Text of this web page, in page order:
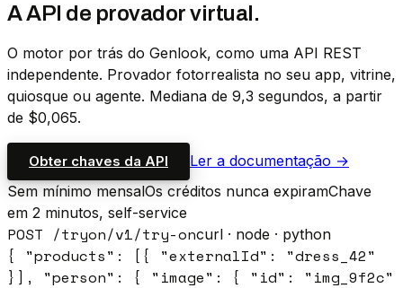
A API de provador virtual.
O motor por trás do Genlook, como uma API REST
independente. Provador fotorrealista no seu app, vitrine,
quiosque ou agente. Mediana de 9,3 segundos, a partir
de $0,065.
Obter chaves da API
Ler a documentação →
Sem mínimo mensalOs créditos nunca expiramChave
em 2 minutos, self-service
POST /tryon/v1/try-oncurl · node · python
{
"products": [{ "externalId": "dress_42"
}],
"person": { "image": { "id": "img_9f2c"